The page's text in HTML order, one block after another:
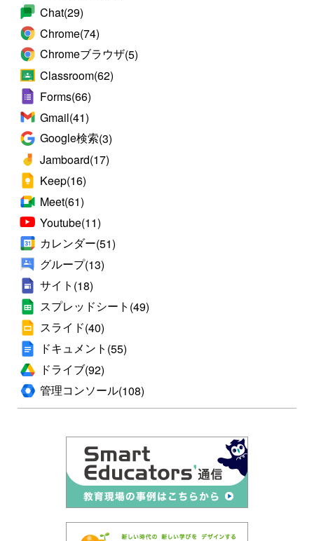
Chat(29)
Chrome(74)
Chromeブラウザ(5)
Classroom(62)
Forms(66)
Gmail(41)
Google検索(3)
Jamboard(17)
Keep(16)
Meet(61)
Youtube(11)
カレンダー(51)
グループ(13)
サイト (18)
スプレッドシート (49)
スライド(40)
ドキュメント (55)
ドライブ(92)
管理コンソール(108)